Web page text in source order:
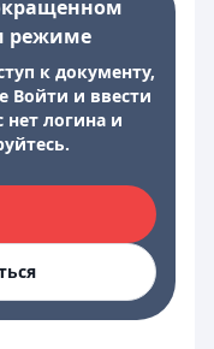
режиме
к документу,
Войти и ввести
нет логина и